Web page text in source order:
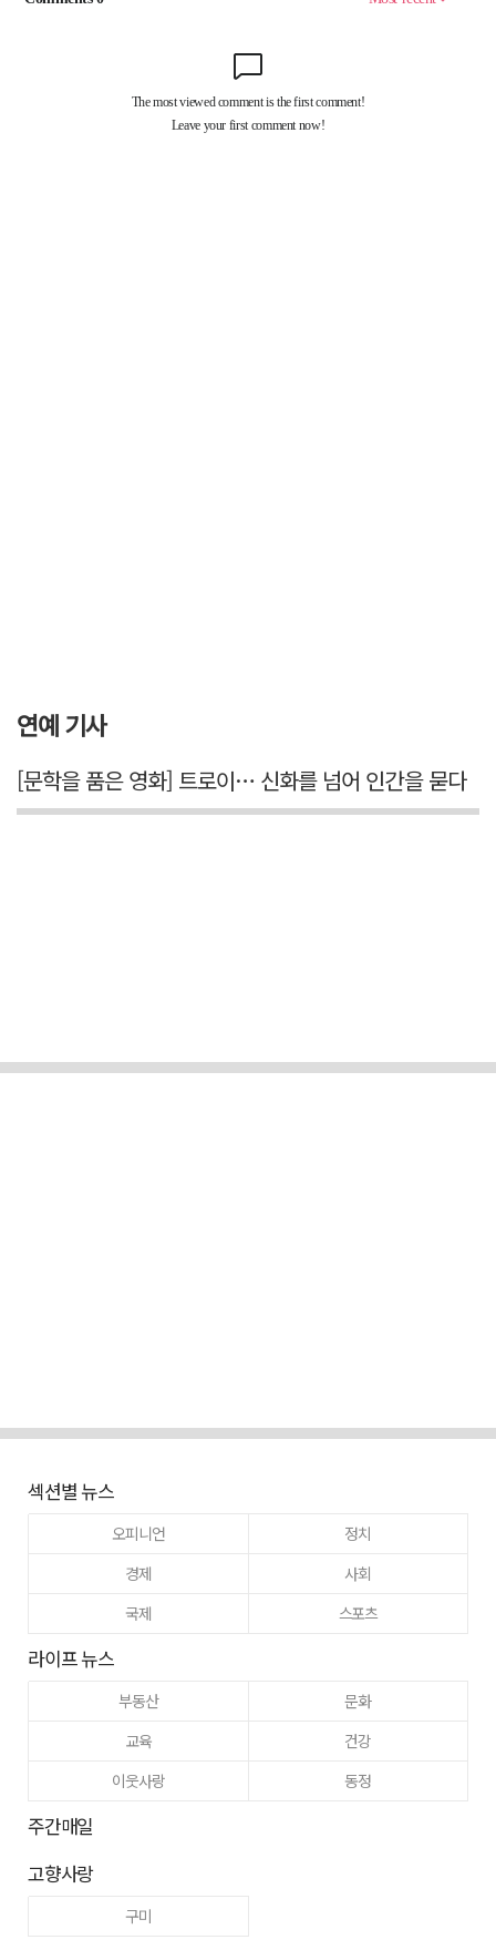
연예 기사
[문학을 품은 영화] 트로이… 신화를 넘어 인간을 묻다
섹션별 뉴스
오피니언
정치
경제
사회
국제
스포츠
라이프 뉴스
부동산
문화
교육
건강
이웃사랑
동정
주간매일
고향사랑
구미